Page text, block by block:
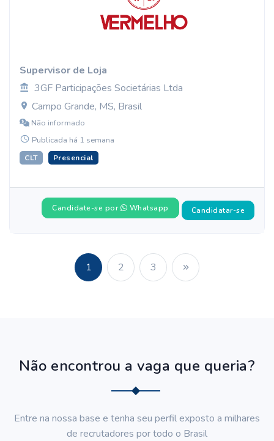
Supervisor de Loja
3GF Participações Societárias Ltda
Campo Grande, MS, Brasil
Não informado
Publicada há 1 semana
CLT Presencial
Candidate-se por Whatsapp Candidatar-se
1 2 3
Não encontrou a vaga que queria?
Entre na nossa base e tenha seu perfil exposto a milhares
de recrutadores por todo o Brasil